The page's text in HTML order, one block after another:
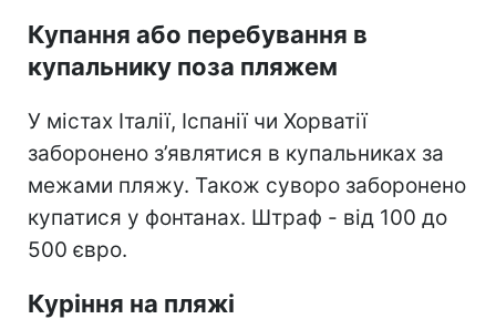
Купання або перебування в
купальнику поза пляжем
У містах Італії, Іспанії чи Хорватії
заборонено з’являтися в купальниках за
межами пляжу. Також суворо заборонено
купатися у фонтанах. Штраф - від 100 до
500 євро.
Куріння на пляжі